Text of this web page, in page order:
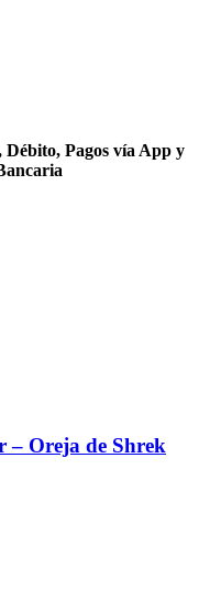
Pagos vía App y
– Oreja de Shrek